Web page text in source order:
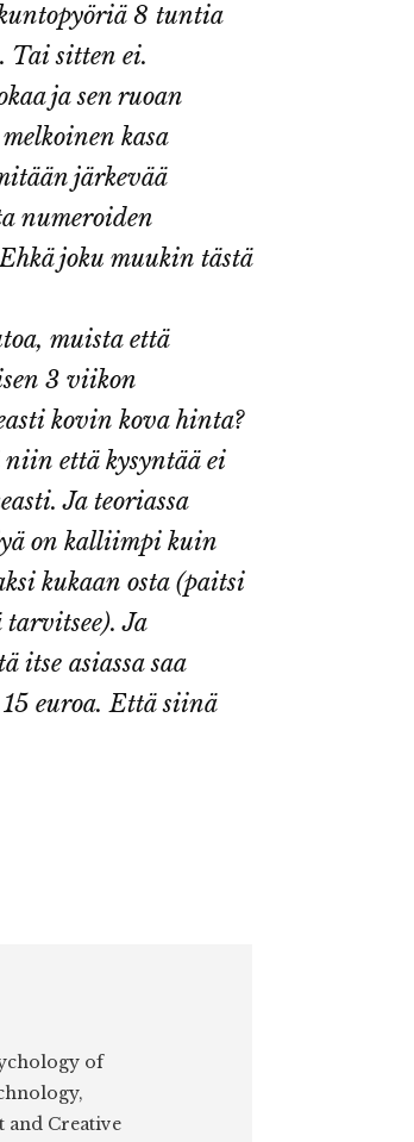
8 tuntia
Tai sitten ei.
ja sen ruoan
kasa
järkevää
numeroiden
joku muukin tästä
muista että
3 viikon
kovin kova hinta?
että kysyntää ei
Ja teoriassa
on kalliimpi kuin
kukaan osta (paitsi
tarvitsee). Ja
itse asiassa saa
euroa. Että siinä
of
Creative